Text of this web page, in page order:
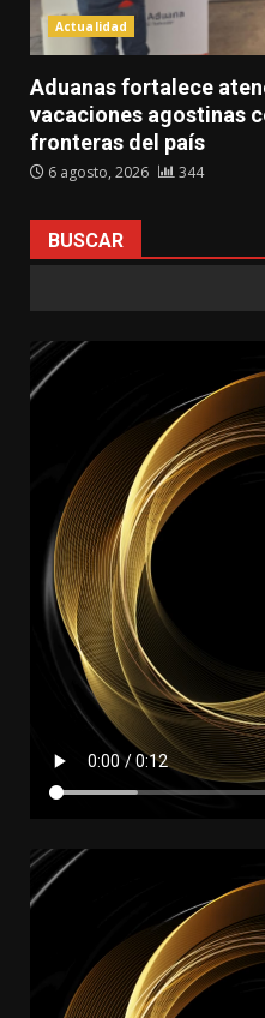
Actualidad
Aduanas fortalece
vacaciones agostinas
fronteras del país
6 agosto, 2026 344
BUSCAR